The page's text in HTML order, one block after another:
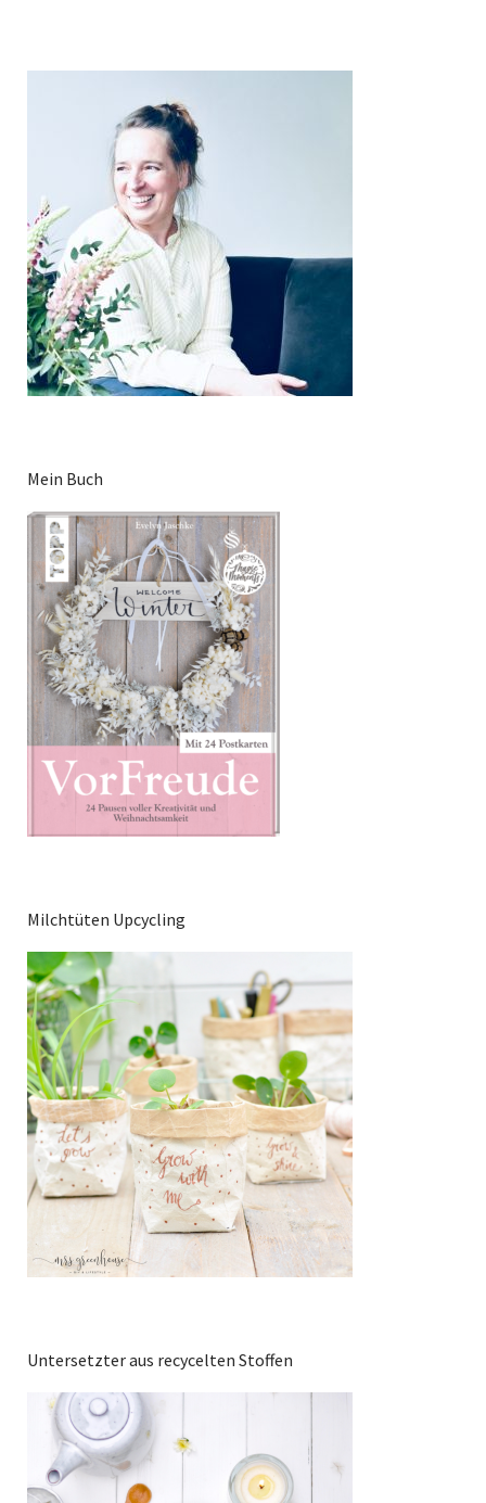
Mein Buch
Milchtüten Upcycling
Untersetzter aus recycelten Stoffen